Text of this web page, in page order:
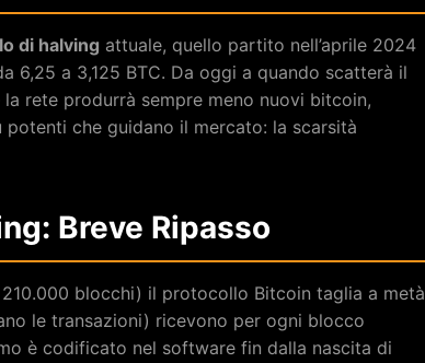
di halving attuale, quello partito nell’aprile 2024
6,25 a 3,125 BTC. Da oggi a quando scatterà il
rete produrrà sempre meno nuovi bitcoin,
che guidano il mercato: la scarsità
Breve Ripasso
blocchi) il protocollo Bitcoin taglia a metà
le transazioni) ricevono per ogni blocco
è codificato nel software fin dalla nascita di